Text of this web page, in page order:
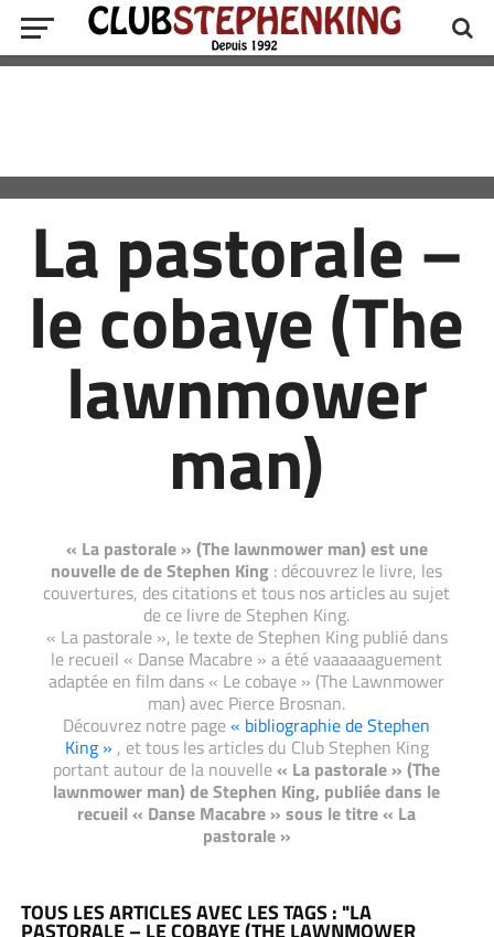
La pastorale –
le cobaye (The
lawnmower
man)
« La pastorale » (The lawnmower man) est une
nouvelle de de Stephen King : découvrez le livre, les
couvertures, des citations et tous nos articles au sujet
de ce livre de Stephen King.
« La pastorale », le texte de Stephen King publié dans
le recueil « Danse Macabre » a été vaaaaaaguement
adaptée en film dans « Le cobaye » (The Lawnmower
man) avec Pierce Brosnan.
Découvrez notre page« bibliographie de Stephen
King » , et tous les articles du Club Stephen King
portant autour de la nouvelle« La pastorale » (The
lawnmower man) de Stephen King, publiée dans le
recueil « Danse Macabre » sous le titre « La
pastorale »
TOUS LES ARTICLES AVEC LES TAGS : "LA
PASTORALE – LE COBAYE (THE LAWNMOWER